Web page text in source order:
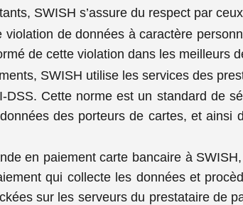
SWISH s’assure du respect par
de données à caractère
de cette violation dans les meilleurs
SWISH utilise les services des
Cette norme est un standard de
des porteurs de cartes, et
en paiement carte bancaire à
qui collecte les données et
sur les serveurs du prestataire de